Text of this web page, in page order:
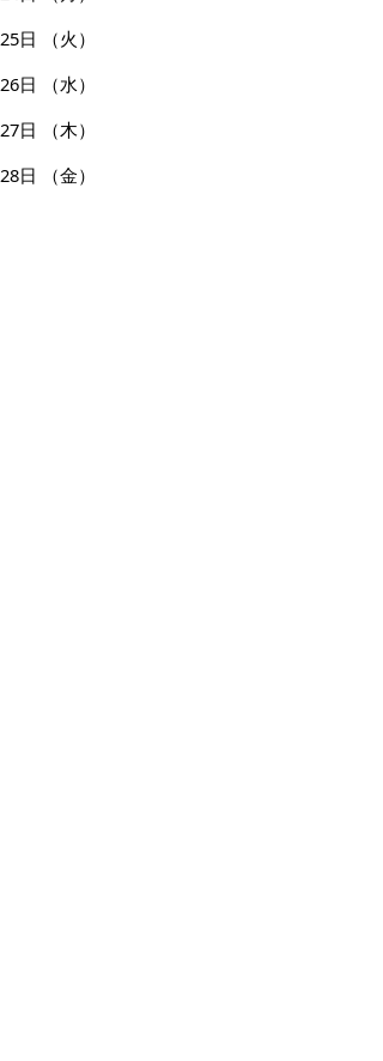
25日
（火）
26日
（水）
27日
（木）
28日
（金）